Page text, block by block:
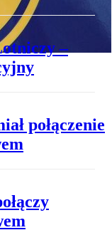
–
połączenie